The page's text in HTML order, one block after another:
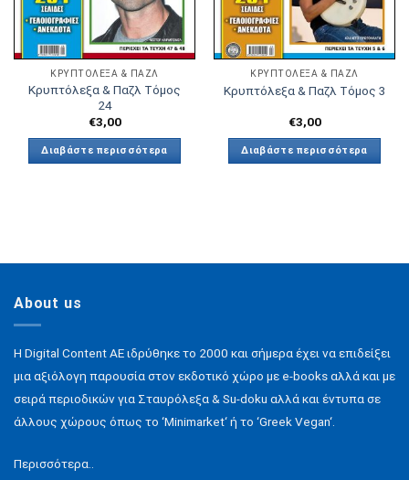
ΚΡΥΠΤΌΛΕΞΑ & ΠΑΖΛ
Κρυπτόλεξα & Παζλ Τόμος
24
€3,00
Διαβάστε περισσότερα
ΚΡΥΠΤΌΛΕΞΑ & ΠΑΖΛ
Κρυπτόλεξα & Παζλ Τόμος 3
€3,00
Διαβάστε περισσότερα
About us
H Digital Content ΑΕ ιδρύθηκε το 2000 και σήμερα έχει να επιδείξει
μια αξιόλογη παρουσία στον εκδοτικό χώρο με e-books αλλά και με
σειρά περιοδικών για Σταυρόλεξα & Su-doku αλλά και έντυπα σε
άλλους χώρους όπως το ‘Minimarket‘ ή το ‘Greek Vegan‘.
Περισσότερα..